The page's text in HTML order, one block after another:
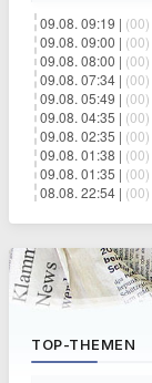
09.08. 09:19 | (00)
09.08. 09:00 | (00)
09.08. 08:00 | (00)
09.08. 07:34 | (00)
09.08. 05:49 | (00)
09.08. 04:35 | (00)
09.08. 02:35 | (00)
09.08. 01:38 | (00)
09.08. 01:35 | (00)
08.08. 22:54 | (00)
TOP-THEMEN